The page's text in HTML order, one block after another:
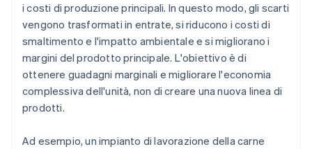
i costi di produzione principali. In questo modo, gli scarti
vengono trasformati in entrate, si riducono i costi di
smaltimento e l'impatto ambientale e si migliorano i
margini del prodotto principale. L'obiettivo è di
ottenere guadagni marginali e migliorare l'economia
complessiva dell'unità, non di creare una nuova linea di
prodotti.
Ad esempio, un impianto di lavorazione della carne